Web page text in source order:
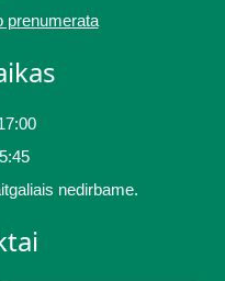
prenumerata
nedirbame.